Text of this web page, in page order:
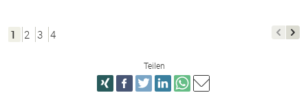
1 2 3 4
Teilen